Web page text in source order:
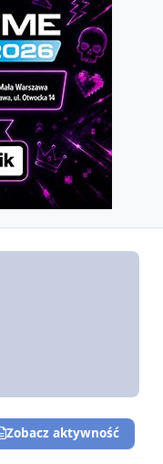
Zobacz aktywność